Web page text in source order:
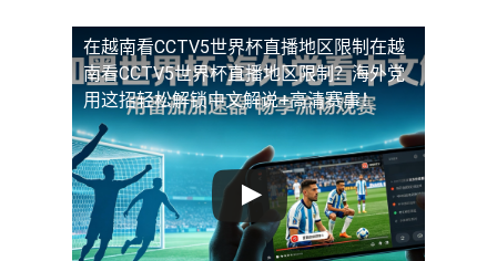
在越南看CCTV5世界杯直播地区限制 在越
南看CCTV5世界杯直播地区限制？海外党
用这招轻松解锁中文解说+高清赛事！